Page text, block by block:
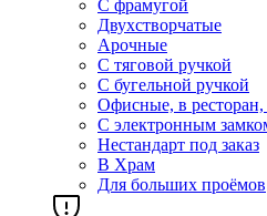
С фрамугой
Двухстворчатые
Арочные
С тяговой ручкой
С бугельной ручкой
Офисные, в
С электронным
Нестандарт под заказ
В Храм
Для больших проёмов